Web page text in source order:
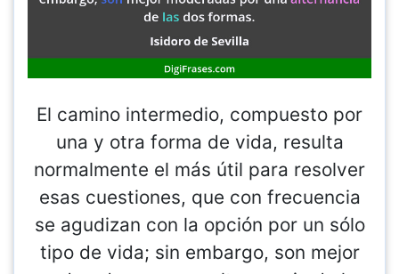
El camino intermedio, compuesto por
una y otra forma de vida, resulta
normalmente el más útil para resolver
esas cuestiones, que con frecuencia
se agudizan con la opción por un sólo
tipo de vida; sin embargo, son mejor